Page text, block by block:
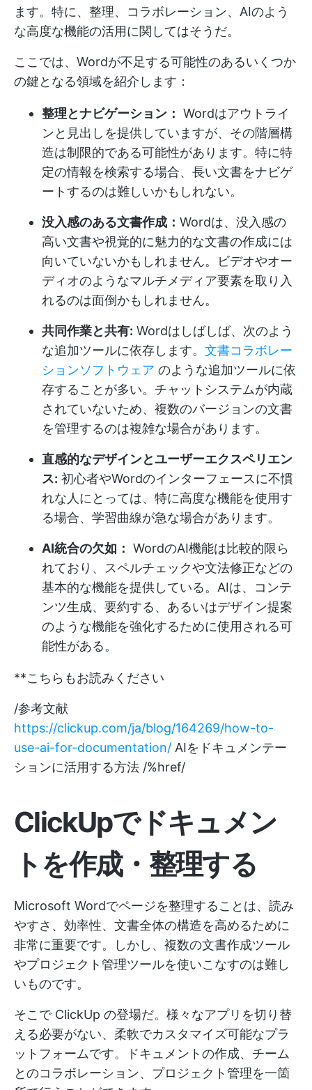
ます。特に、整理、コラボレーション、AIのよう
な高度な機能の活用に関してはそうだ。
ここでは、Wordが不足する可能性のあるいくつか
の鍵となる領域を紹介します：
整理とナビゲーション： Wordはアウトライ
ンと見出しを提供していますが、その階層構
造は制限的である可能性があります。特に特
定の情報を検索する場合、長い文書をナビゲ
ートするのは難しいかもしれない。
没入感のある文書作成： Wordは、没入感の
高い文書や視覚的に魅力的な文書の作成には
向いていないかもしれません。ビデオやオー
ディオのようなマルチメディア要素を取り入
れるのは面倒かもしれません。
共同作業と共有: Wordはしばしば、次のよう
な追加ツールに依存します。 文書コラボレー
ションソフトウェア のような追加ツールに依
存することが多い。チャットシステムが内蔵
されていないため、複数のバージョンの文書
を管理するのは複雑な場合があります。
直感的なデザインとユーザーエクスペリエン
ス: 初心者やWordのインターフェースに不慣
れな人にとっては、特に高度な機能を使用す
る場合、学習曲線が急な場合があります。
AI統合の欠如： WordのAI機能は比較的限ら
れており、スペルチェックや文法修正などの
基本的な機能を提供している。AIは、コンテ
ンツ生成、要約する、あるいはデザイン提案
のような機能を強化するために使用される可
能性がある。
**こちらもお読みください
/参考文献
https://clickup.com/ja/blog/164269/how-to-
use-ai-for-documentation/ AIをドキュメンテー
ションに活用する方法 /%href/
ClickUpでドキュメン
トを作成・整理する
Microsoft Wordでページを整理することは、読み
やすさ、効率性、文書全体の構造を高めるために
非常に重要です。しかし、複数の文書作成ツール
やプロジェクト管理ツールを使いこなすのは難し
いものです。
そこで ClickUp の登場だ。様々なアプリを切り替
える必要がない、柔軟でカスタマイズ可能なプラ
ットフォームです。ドキュメントの作成、チーム
とのコラボレーション、プロジェクト管理を一箇